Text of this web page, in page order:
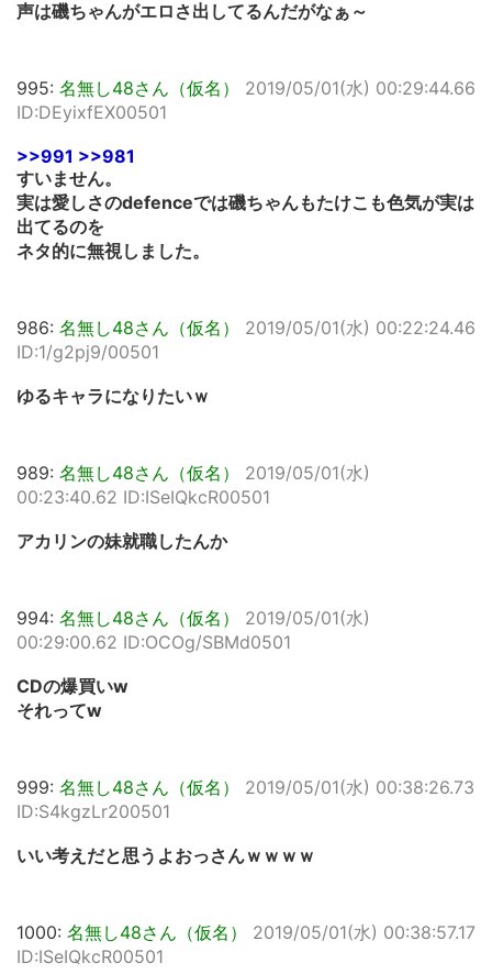
声は磯ちゃんがエロさ出してるんだがなぁ～
995: 名無し48さん（仮名）
2019/05/01(水) 00:29:44.66
ID:DEyixfEX00501
>>991 >>981
すいません。
実は愛しさのdefenceでは磯ちゃんもたけこも色気が実は
出てるのを
ネタ的に無視しました。
986: 名無し48さん（仮名）
2019/05/01(水) 00:22:24.46
ID:1/g2pj9/00501
ゆるキャラになりたいｗ
989: 名無し48さん（仮名）
2019/05/01(水)
00:23:40.62 ID:ISeIQkcR00501
アカリンの妹就職したんか
994: 名無し48さん（仮名）
2019/05/01(水)
00:29:00.62 ID:OCOg/SBMd0501
CDの爆買いw
それってw
999: 名無し48さん（仮名）
2019/05/01(水) 00:38:26.73
ID:S4kgzLr200501
いい考えだと思うよおっさんｗｗｗｗ
1000: 名無し48さん（仮名）
2019/05/01(水) 00:38:57.17
ID:ISeIQkcR00501